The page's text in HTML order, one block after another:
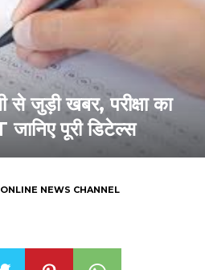
से जुड़ी खबर, परीक्षा का
पूरी डिटेल्स
NEWS CHANNEL